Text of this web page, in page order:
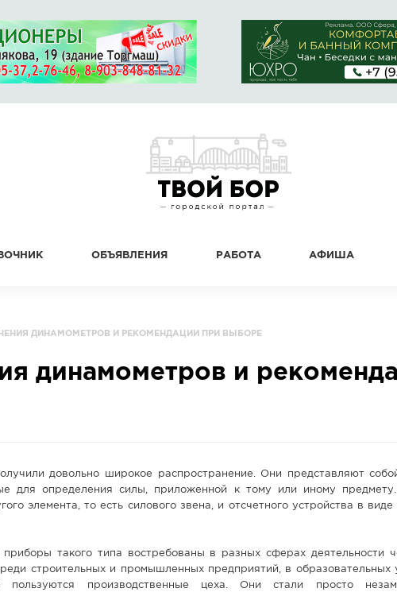
ОБЪЯВЛЕНИЯ РАБОТА АФИША
ДИНАМОМЕТРОВ И РЕКОМЕНДАЦИИ ПРИ ВЫБОРЕ
динамометров и
довольно широкое распространение. Они представляют
для определения силы, приложенной к тому или иному
элемента, то есть силового звена, и отсчетного устройства в
приборы такого типа востребованы в разных сферах деятельности
строительных и промышленных предприятий, в образовательных
пользуются производственные цеха. Они стали просто